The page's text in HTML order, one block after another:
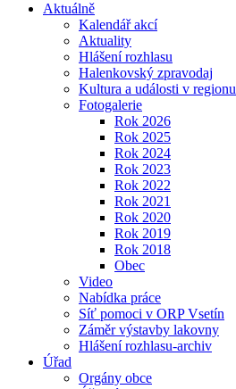
Aktuálně
Kalendář akcí
Aktuality
Hlášení rozhlasu
Halenkovský zpravodaj
Kultura a události v regionu
Fotogalerie
Rok 2026
Rok 2025
Rok 2024
Rok 2023
Rok 2022
Rok 2021
Rok 2020
Rok 2019
Rok 2018
Obec
Video
Nabídka práce
Síť pomoci v ORP Vsetín
Záměr výstavby lakovny
Hlášení rozhlasu-archiv
Úřad
Orgány obce